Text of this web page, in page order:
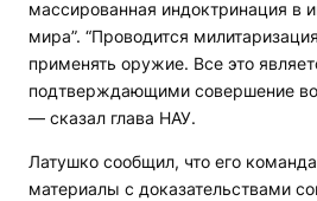
массированная индоктринация в
мира”. “Проводится
применять оружие. Все это
подтверждающими совершение
— сказал глава НАУ.
Латушко сообщил, что его
материалы с доказательствами